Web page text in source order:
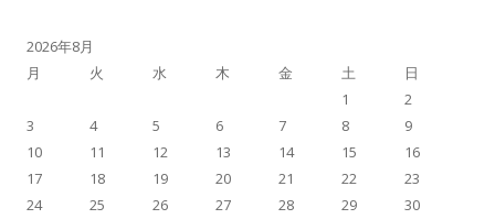
2026年8月
月
火 水 木 金 土
日
1
2
3
4 5 6 7 8
9
10
11 12 13 14 15
16
17
18 19 20 21 22
23
24
25 26 27 28 29 30